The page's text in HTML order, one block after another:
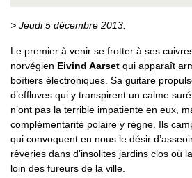
> Jeudi 5 décembre 2013.
Le premier à venir se frotter à ses
norvégien Eivind Aarset qui apparaît
boîtiers électroniques. Sa guitare
d’effluves qui y transpirent un calme
n’ont pas la terrible impatiente en eux,
complémentarité polaire y règne. Ils
qui convoquent en nous le désir
rêveries dans d’insolites jardins clos où
loin des fureurs de la ville.